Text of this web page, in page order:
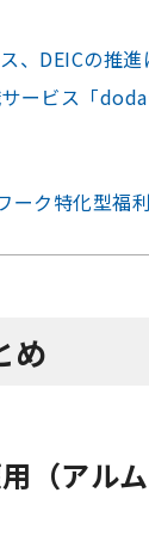
、DEICの推
ービス「
ーク特化型福
め
（アル